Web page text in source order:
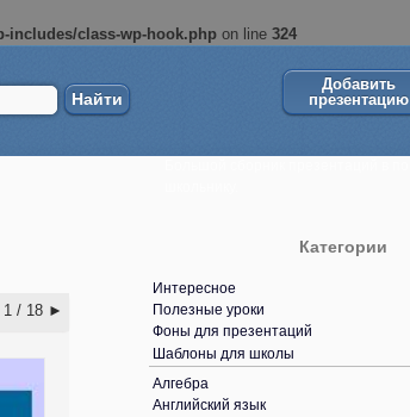
includes/class-wp-hook.php on line 324
Добавить
презентацию
1 / 18 ►
Категории
Интересное
Полезные уроки
Фоны для презентаций
Шаблоны для школы
Алгебра
Английский язык